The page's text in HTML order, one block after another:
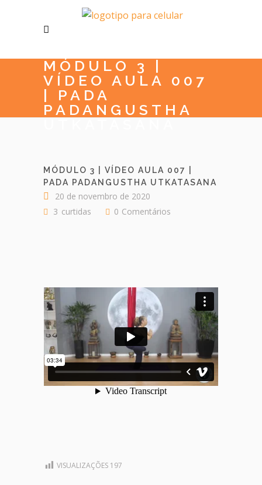
MÓDULO 3 |
VÍDEO AULA 007
| PADA
PADANGUSTHA
MÓDULO 3 | VÍDEO AULA 007 |
PADA PADANGUSTHA UTKATASANA
20 de novembro de 2020
3 curtidas 0 Comentários
VISUALIZAÇÕES 197